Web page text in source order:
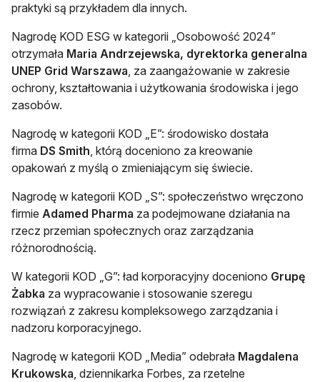
praktyki są przykładem dla innych.
Nagrodę KOD ESG w kategorii „Osobowość 2024”
otrzymała Maria Andrzejewska, dyrektorka generalna
UNEP Grid Warszawa, za zaangażowanie w zakresie
ochrony, kształtowania i użytkowania środowiska i jego
zasobów.
Nagrodę w kategorii KOD „E”: środowisko dostała
firma DS Smith, którą doceniono za kreowanie
opakowań z myślą o zmieniającym się świecie.
Nagrodę w kategorii KOD „S”: społeczeństwo wręczono
firmie Adamed Pharma za podejmowane działania na
rzecz przemian społecznych oraz zarządzania
różnorodnością.
W kategorii KOD „G”: ład korporacyjny doceniono Grupę
Żabka za wypracowanie i stosowanie szeregu
rozwiązań z zakresu kompleksowego zarządzania i
nadzoru korporacyjnego.
Nagrodę w kategorii KOD „Media” odebrała Magdalena
Krukowska, dziennikarka Forbes, za rzetelne